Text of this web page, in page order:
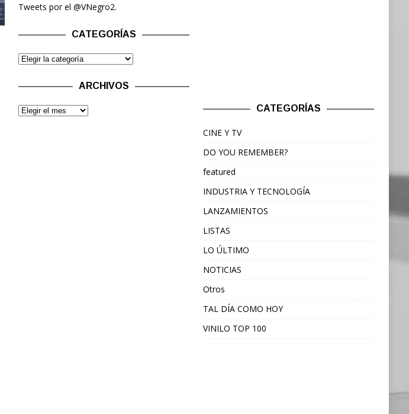
Tweets por el @VNegro2.
CATEGORÍAS
ARCHIVOS
CATEGORÍAS
CINE Y TV
DO YOU REMEMBER?
featured
INDUSTRIA Y TECNOLOGÍA
LANZAMIENTOS
LISTAS
LO ÚLTIMO
NOTICIAS
Otros
TAL DÍA COMO HOY
VINILO TOP 100